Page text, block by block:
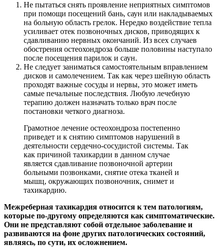
Не пытаться снять проявление неприятных симптомов
при помощи посещений бань, саун или накладываемых
на больную область грелок. Нередко воздействие тепла
усиливает отек позвоночных дисков, приводящих к
сдавливанию нервных окончаний. Из всех случаев
обострения остеохондроза больше половины наступало
после посещения парилок и саун.
Не следует заниматься самостоятельным вправлением
дисков и самолечением. Так как через шейную область
проходят важные сосуды и нервы, это может иметь
самые печальные последствия. Любую лечебную
терапию должен назначать только врач после
постановки четкого диагноза.
Грамотное лечение остеохондроза постепенно
приведет и к снятию симптомов нарушений в
деятельности сердечно-сосудистой системы. Так
как причиной тахикардии в данном случае
является сдавливание позвоночной артерии
больными позвонками, снятие отека тканей и
мышц, окружающих позвоночник, снимет и
тахикардию.
Межреберная тахикардия относится к тем патологиям,
которые по-другому определяются как симптоматические.
Они не представляют собой отдельное заболевание и
развиваются на фоне других патологических состояний,
являясь, по сути, их осложнением.